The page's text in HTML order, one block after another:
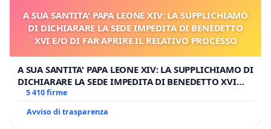
A SUA SANTITA' PAPA LEONE XIV: LA SUPPLICHIAMO
DI DICHIARARE LA SEDE IMPEDITA DI BENEDETTO
XVI E/O DI FAR APRIRE IL RELATIVO PROCESSO
A SUA SANTITA' PAPA LEONE XIV: LA SUPPLICHIAMO DI
DICHIARARE LA SEDE IMPEDITA DI BENEDETTO XVI
E/O DI FAR APRIRE IL RELATIVO PROCESSO
5 410 firme
Avviso di trasparenza